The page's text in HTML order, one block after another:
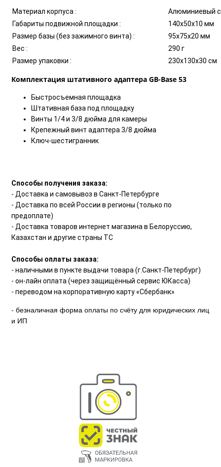
Материал корпуса :
Алюминиевый
Габариты подвижной площадки :
140х50х10 мм
Размер базы (без зажимного винта) :
95х75х20 мм
Вес :
290 г
Размер упаковки :
230х130х30 см
Комплектация штативного адаптера GB-Base 53
Быстросъемная площадка
Штативная база под площадку
Винты 1/4 и 3/8 дюйма для камеры
Крепежный винт адаптера 3/8 дюйма
Ключ-шестигранник
Способы получения заказа:
- Доставка и самовывоз в Санкт-Петербурге
- Доставка по всей России в регионы (только по
предоплате)
- Доставка товаров интернет магазина в Белоруссию,
Казахстан и другие страны ТС
Способы оплаты заказа:
- наличными в пункте выдачи товара (г.Санкт-Петербург)
- он-лайн оплата (через защищённый сервис ЮКасса)
- переводом на корпоративную карту «Сбербанк»
- безналичная форма оплаты по счёту для юридических лиц
и ИП